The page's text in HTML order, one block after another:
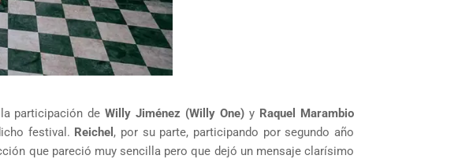
participación deWilly Jiménez (Willy One) y Raquel Marambio
festival. Reichel , por su parte, participando por segundo año
que pareció muy sencilla pero que dejó un mensaje clarísimo